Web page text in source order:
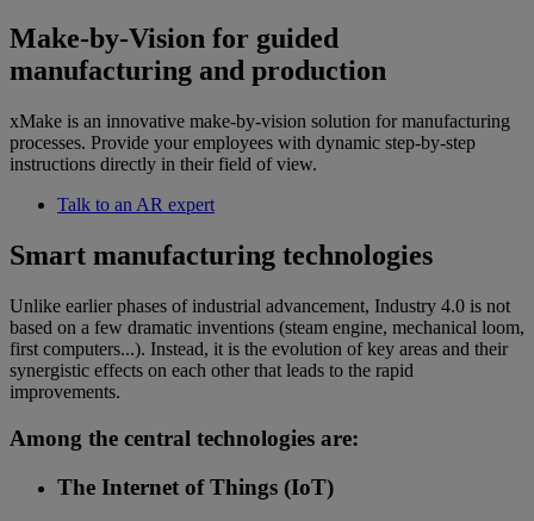
Make-by-Vision for guided
manufacturing and production
xMake is an innovative make-by-vision solution for manufacturing
processes. Provide your employees with dynamic step-by-step
instructions directly in their field of view.
Talk to an AR expert
Smart manufacturing technologies
Unlike earlier phases of industrial advancement, Industry 4.0 is not
based on a few dramatic inventions (steam engine, mechanical loom,
first computers...). Instead, it is the evolution of key areas and their
synergistic effects on each other that leads to the rapid
improvements.
Among the central technologies are:
The Internet of Things (IoT)